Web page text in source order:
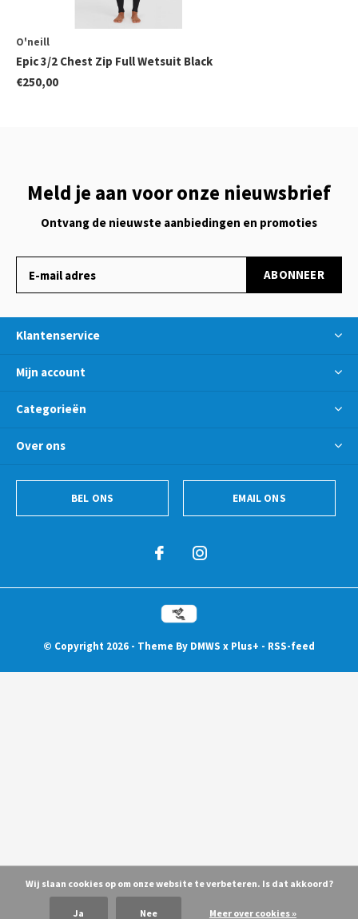
O'neill
Epic 3/2 Chest Zip Full Wetsuit Black
€250,00
Meld je aan voor onze nieuwsbrief
Ontvang de nieuwste aanbiedingen en promoties
ABONNEER
Klantenservice
Mijn account
Categorieën
Over ons
BEL ONS EMAIL ONS
© Copyright 2026 - Theme By DMWS x Plus+ - RSS-feed
Wij slaan cookies op om onze website te verbeteren. Is dat akkoord?
Ja Nee Meer over cookies »